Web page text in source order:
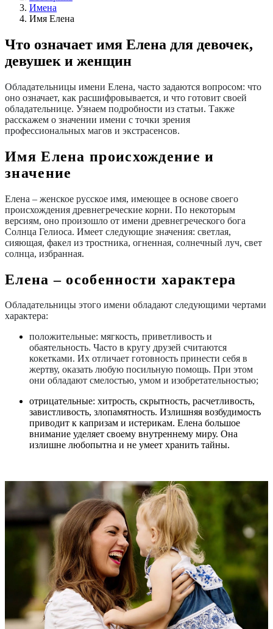
Имена
Имя Елена
Что означает имя Елена для девочек,
девушек и женщин
Обладательницы имени Елена, часто задаются вопросом: что
оно означает, как расшифровывается, и что готовит своей
обладательнице. Узнаем подробности из статьи. Также
расскажем о значении имени с точки зрения
профессиональных магов и экстрасенсов.
Имя Елена происхождение и
значение
Елена ‒ женское русское имя, имеющее в основе своего
происхождения древнегреческие корни. По некоторым
версиям, оно произошло от имени древнегреческого бога
Солнца Гелиоса. Имеет следующие значения: светлая,
сияющая, факел из тростника, огненная, солнечный луч, свет
солнца, избранная.
Елена ‒ особенности характера
Обладательницы этого имени обладают следующими чертами
характера:
положительные: мягкость, приветливость и
обаятельность. Часто в кругу друзей считаются
кокетками. Их отличает готовность принести себя в
жертву, оказать любую посильную помощь. При этом
они обладают смелостью, умом и изобретательностью;
отрицательные: хитрость, скрытность, расчетливость,
завистливость, злопамятность. Излишняя возбудимость
приводит к капризам и истерикам. Елена большое
внимание уделяет своему внутреннему миру. Она
излишне любопытна и не умеет хранить тайны.